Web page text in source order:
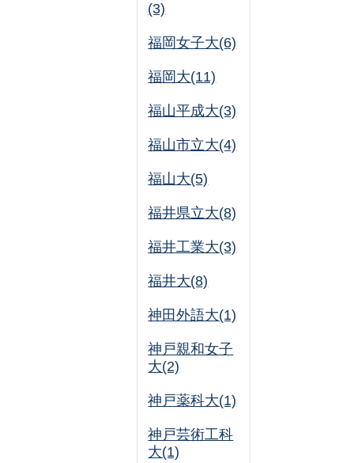
(3)
福岡女子大(6)
福岡大(11)
福山平成大(3)
福山市立大(4)
福山大(5)
福井県立大(8)
福井工業大(3)
福井大(8)
神田外語大(1)
神戸親和女子
大(2)
神戸薬科大(1)
神戸芸術工科
大(1)